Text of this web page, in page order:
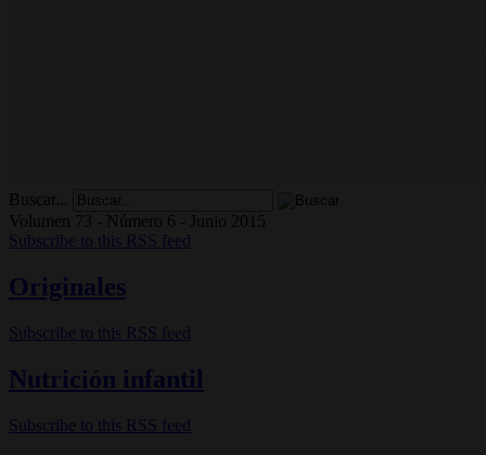
Buscar...
Volumen 73 - Número 6 - Junio 2015
Subscribe to this RSS feed
Originales
Subscribe to this RSS feed
Nutrición infantil
Subscribe to this RSS feed